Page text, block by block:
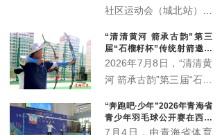
社区运动会（城北站）在
开赛，350余名辖区各族
居民齐聚赛场，共赴家门
口的趣味运动之约。
“清清黄河 箭承古韵”第三
届“石榴籽杯”传统射箭邀请
赛开赛
2026年7月8日，“清清黄
河 箭承古韵”第三届“石榴
青海省第六届全民健身大
会西宁赛区射箭比赛在西
“奔跑吧·少年”2026年青海省
青少年羽毛球公开赛在西宁
火热开赛 426名羽球少年逐
7月4日，由青海省体育